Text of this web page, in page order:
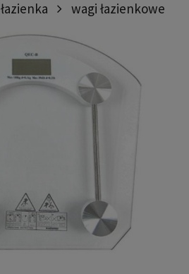
łazienka wagi łazienkowe